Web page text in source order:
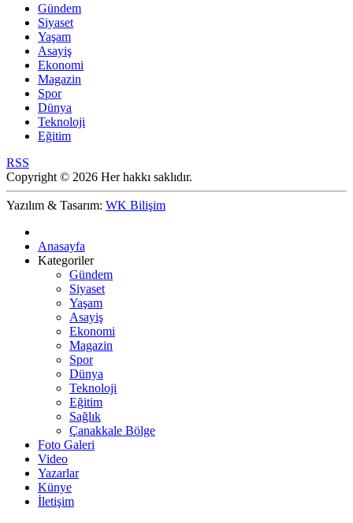
Gündem
Siyaset
Yaşam
Asayiş
Ekonomi
Magazin
Spor
Dünya
Teknoloji
Eğitim
RSS
Copyright © 2026 Her hakkı saklıdır.
Yazılım & Tasarım: WK Bilişim
Anasayfa
Kategoriler
Gündem
Siyaset
Yaşam
Asayiş
Ekonomi
Magazin
Spor
Dünya
Teknoloji
Eğitim
Sağlık
Çanakkale Bölge
Foto Galeri
Video
Yazarlar
Künye
İletişim